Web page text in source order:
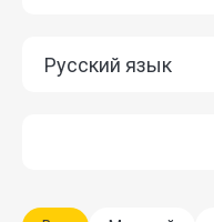
Русский язык